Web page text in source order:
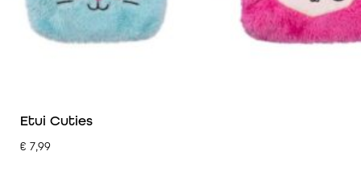
Etui Cuties
€ 7,99